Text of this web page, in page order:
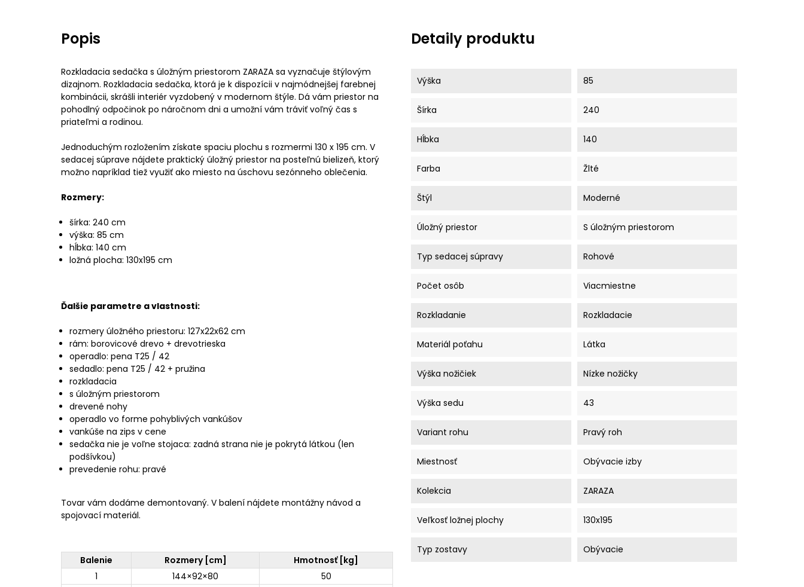
Popis
Rozkladacia sedačka s úložným priestorom ZARAZA sa vyznačuje štýlovým
dizajnom. Rozkladacia sedačka, ktorá je k dispozícii v najmódnejšej farebnej
kombinácii, skrášli interiér vyzdobený v modernom štýle. Dá vám priestor na
pohodlný odpočinok po náročnom dni a umožní vám tráviť voľný čas s
priateľmi a rodinou.
Jednoduchým rozložením získate spaciu plochu s rozmermi 130 x 195 cm. V
sedacej súprave nájdete praktický úložný priestor na posteľnú bielizeň, ktorý
možno napríklad tiež využiť ako miesto na úschovu sezónneho oblečenia.
Rozmery:
šírka: 240 cm
výška: 85 cm
hĺbka: 140 cm
ložná plocha: 130x195 cm
Ďalšie parametre a vlastnosti:
rozmery úložného priestoru: 127x22x62 cm
rám: borovicové drevo + drevotrieska
operadlo: pena T25 / 42
sedadlo: pena T25 / 42 + pružina
rozkladacia
s úložným priestorom
drevené nohy
operadlo vo forme pohyblivých vankúšov
vankúše na zips v cene
sedačka nie je voľne stojaca: zadná strana nie je pokrytá látkou (len
podšívkou)
prevedenie rohu: pravé
Tovar vám dodáme demontovaný. V balení nájdete montážny návod a
spojovací materiál.
Balenie Rozmery [cm]
Hmotnosť [kg]
1
144×92×80
50
Detaily produktu
Výška 85
Šírka 240
Hĺbka 140
Farba Žlté
Štýl Moderné
Úložný priestor S úložným priestorom
Typ sedacej súpravy Rohové
Počet osôb Viacmiestne
Rozkladanie Rozkladacie
Materiál poťahu Látka
Výška nožičiek Nízke nožičky
Výška sedu 43
Variant rohu Pravý roh
Miestnosť Obývacie izby
Kolekcia ZARAZA
Veľkosť ložnej plochy 130x195
Typ zostavy Obývacie